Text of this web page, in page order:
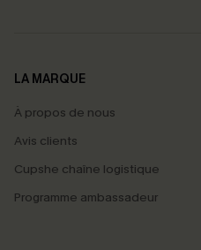
LA MARQUE
À propos de nous
Avis clients
Cupshe chaîne logistique
Programme ambassadeur